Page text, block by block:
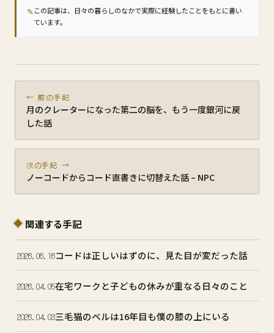
✎この記事は、日々の暮らしのなかで実際に経験したことをもとに書い
ています。
← 前の手記
月のクレーターになった第二の脳を、もう一度銀河に戻
した話
次の手記 →
ノーコードからコード直書きに切替えた話 – NPC
関連する手記
2026.06.16コードは正しいはずのに、見た目が変だった話
2026.04.05在宅ワークと子どもの休みが重なる日々のこと
2026.04.03三毛猫のベルは16年目も僕の膝の上にいる